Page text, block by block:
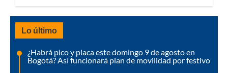
Lo último
¿Habrá pico y placa este domingo 9 de agosto en
Bogotá? Así funcionará plan de movilidad por festivo